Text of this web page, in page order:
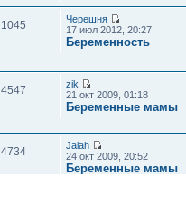
1045
Черешня
17 июл 2012, 20:27
Беременность
4547
zik
21 окт 2009, 01:18
Беременные мамы
4734
Jaiah
24 окт 2009, 20:52
Беременные мамы